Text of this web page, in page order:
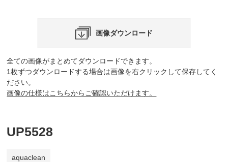
画像ダウンロード
全ての画像がまとめてダウンロードできます。
1枚ずつダウンロードする場合は画像を右クリックして保存してく
ださい。
画像の仕様はこちらからご確認いただけます。
UP5528
aquaclean